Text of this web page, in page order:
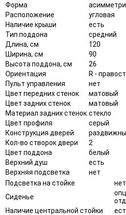
Форма
Расположение
угловая
Наличие крыши
есть
Тип поддона
средний
Длина, см
120
Ширина, см
90
Высота поддона, см
26
Ориентация
R -
Пульт управления
нет
Цвет передних стенок
матовый
Цвет задних стенок
матовый
Материал задних стенок стекло
Цвет профиля
серый
Конструкция дверей
Кол-во створок двери
2
Цвет поддона
белый
Верхний душ
есть
Верхняя подсветка
нет
Подсветка на стойке
нет
Сиденье
Наличие центральной стойки